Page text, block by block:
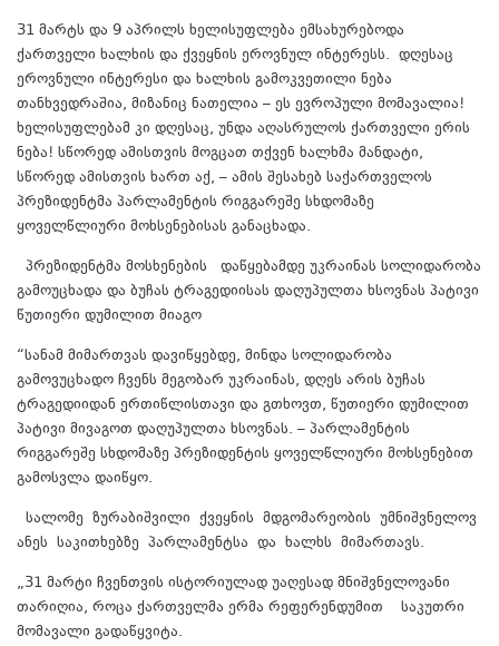
31 მარტს და 9 აპრილს ხელისუფლება ემსახურებოდა
ქართველი ხალხის და ქვეყნის ეროვნულ ინტერესს. დღესაც
ეროვნული ინტერესი და ხალხის გამოკვეთილი ნება
თანხვედრაშია, მიზანიც ნათელია – ეს ევროპული მომავალია!
ხელისუფლებამ კი დღესაც, უნდა აღასრულოს ქართველი ერის
ნება! სწორედ ამისთვის მოგცათ თქვენ ხალხმა მანდატი,
სწორედ ამისთვის ხართ აქ, – ამის შესახებ საქართველოს
პრეზიდენტმა პარლამენტის რიგგარეშე სხდომაზე
ყოველწლიური მოხსენებისას განაცხადა.
პრეზიდენტმა მოსხენების დაწყებამდე უკრაინას სოლიდარობა
გამოუცხადა და ბუჩას ტრაგედიისას დაღუპულთა ხსოვნას პატივი
წუთიერი დუმილით მიაგო
“სანამ მიმართვას დავიწყებდე, მინდა სოლიდარობა
გამოვუცხადო ჩვენს მეგობარ უკრაინას, დღეს არის ბუჩას
ტრაგედიიდან ერთიწლისთავი და გთხოვთ, წუთიერი დუმილით
პატივი მივაგოთ დაღუპულთა ხსოვნას. – პარლამენტის
რიგგარეშე სხდომაზე პრეზიდენტის ყოველწლიური მოხსენებით
გამოსვლა დაიწყო.
სალომე ზურაბიშვილი ქვეყნის მდგომარეობის უმნიშვნელოვ
ანეს საკითხებზე პარლამენტსა და ხალხს მიმართავს.
„31 მარტი ჩვენთვის ისტორიულად უაღესად მნიშვნელოვანი
თარიღია, როცა ქართველმა ერმა რეფერენდუმით საკუთრი
მომავალი გადაწყვიტა.